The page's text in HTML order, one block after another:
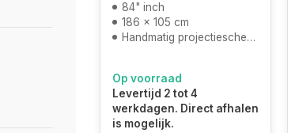
84" inch
186 x 105 cm
Handmatig projectiescherm
Op voorraad
Levertijd 2 tot 4
werkdagen. Direct afhalen
is mogelijk.